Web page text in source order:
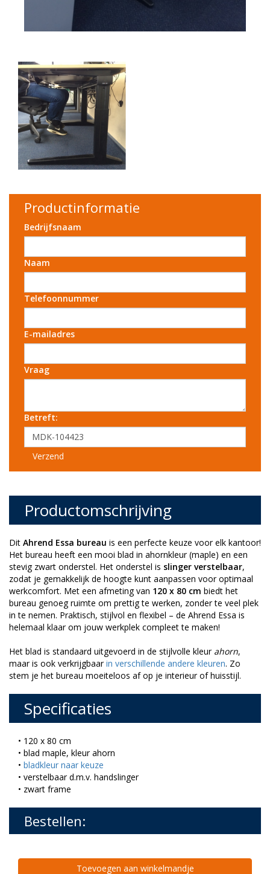
Productinformatie
Bedrijfsnaam
Naam
Telefoonnummer
E-mailadres
Vraag
Betreft:
Verzend
Productomschrijving
Dit Ahrend Essa bureau is een perfecte keuze voor elk kantoor!
Het bureau heeft een mooi blad in ahornkleur (maple) en een
stevig zwart onderstel. Het onderstel is slinger verstelbaar,
zodat je gemakkelijk de hoogte kunt aanpassen voor optimaal
werkcomfort. Met een afmeting van 120 x 80 cm biedt het
bureau genoeg ruimte om prettig te werken, zonder te veel plek
in te nemen. Praktisch, stijlvol en flexibel – de Ahrend Essa is
helemaal klaar om jouw werkplek compleet te maken!
Het blad is standaard uitgevoerd in de stijlvolle kleur ahorn,
maar is ook verkrijgbaarin verschillende andere kleuren. Zo
stem je het bureau moeiteloos af op je interieur of huisstijl.
Specificaties
• 120 x 80 cm
• blad maple, kleur ahorn
• bladkleur naar keuze
• verstelbaar d.m.v. handslinger
• zwart frame
Bestellen:
Toevoegen aan winkelmandje